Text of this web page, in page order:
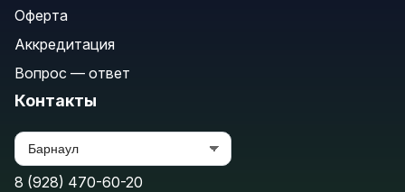
Оферта
Аккредитация
Вопрос — ответ
Контакты
8 (928) 470-60-20